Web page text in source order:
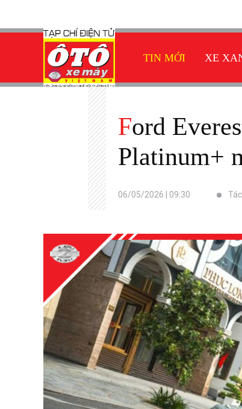
TIN MỚI XE
Ford Everest nâng cấp dải sản phẩm, bổ sung phiên bản
Platinum+
06/05/2026 | 09:30